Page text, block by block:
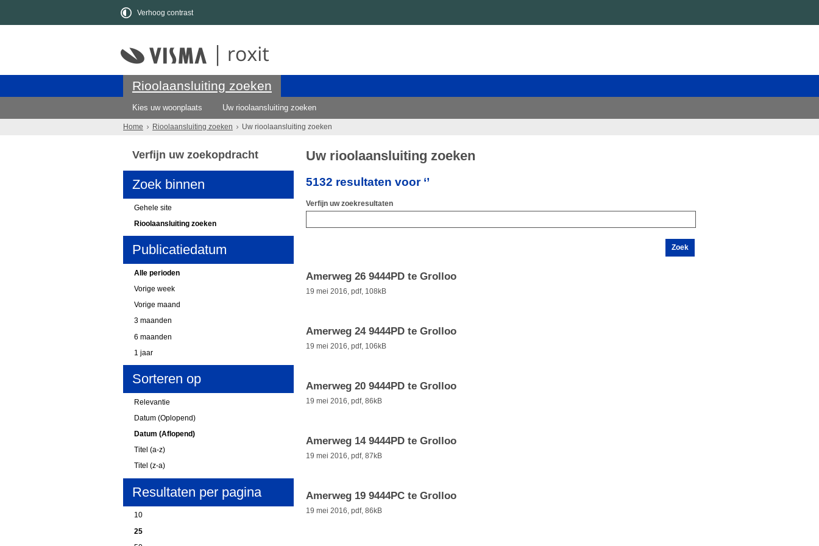
Verhoog contrast
Rioolaansluiting zoeken
Kies uw woonplaats Uw rioolaansluiting zoeken
Home Rioolaansluiting zoeken Uw rioolaansluiting zoeken
Uw rioolaansluiting zoeken
5132 resultaten voor ‘’
Verfijn uw zoekresultaten
Amerweg 26 9444PD te Grolloo
19 mei 2016, pdf, 108kB
Amerweg 24 9444PD te Grolloo
19 mei 2016, pdf, 106kB
Amerweg 20 9444PD te Grolloo
19 mei 2016, pdf, 86kB
Amerweg 14 9444PD te Grolloo
19 mei 2016, pdf, 87kB
Amerweg 19 9444PC te Grolloo
19 mei 2016, pdf, 86kB
Verfijn uw zoekopdracht
Zoek binnen
Gehele site
Rioolaansluiting zoeken
Publicatiedatum
Alle perioden
Vorige week
Vorige maand
3 maanden
6 maanden
1 jaar
Sorteren op
Relevantie
Datum (Oplopend)
Datum (Aflopend)
Titel (a-z)
Titel (z-a)
Resultaten per pagina
10
25